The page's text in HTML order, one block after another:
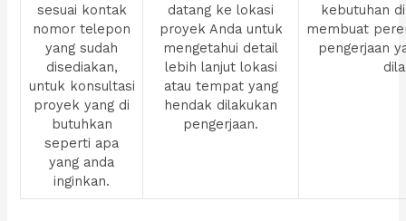
sesuai kontak
nomor telepon
yang sudah
disediakan,
untuk konsultasi
proyek yang di
butuhkan
seperti apa
yang anda
inginkan.
datang ke lokasi
proyek Anda untuk
mengetahui detail
lebih lanjut lokasi
atau tempat yang
hendak dilakukan
pengerjaan.
kebutuhan
membuat
pengerjaan